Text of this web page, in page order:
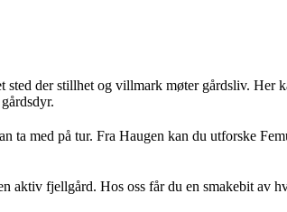
der stillhet og villmark møter gårdsliv. Her
ta med på tur. Fra Haugen kan du utforske
aktiv fjellgård. Hos oss får du en smakebit av